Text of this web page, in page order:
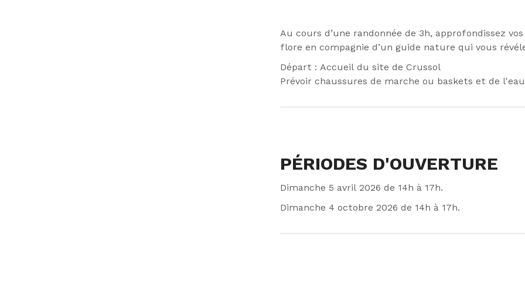
Au cours d’une randonnée de 3h, approfondissez
flore en compagnie d’un guide nature qui vous
Départ : Accueil du site de Crussol
Prévoir chaussures de marche ou baskets et de
PÉRIODES D'OUVERTURE
Dimanche 5 avril 2026 de 14h à 17h.
Dimanche 4 octobre 2026 de 14h à 17h.